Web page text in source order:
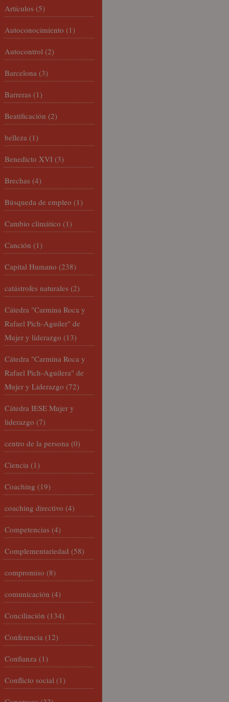
Artículos (5)
Autoconocimiento (1)
Autocontrol (2)
Barcelona (3)
Barreras (1)
Beatificación (2)
belleza (1)
Benedicto XVI (3)
Brechas (4)
Búsqueda de empleo (1)
Cambio climático (1)
Canción (1)
Capital Humano (238)
catástrofes naturales (2)
Cátedra "Carmina Roca y
Rafael Pich-Aguiler" de
Mujer y liderazgo (13)
Cátedra "Carmina Roca y
Rafael Pich-Aguilera" de
Mujer y Liderazgo (72)
Cátedra IESE Mujer y
liderazgo (7)
centro de la persona (0)
Ciencia (1)
Coaching (19)
coaching directivo (4)
Competencias (4)
Complementariedad (58)
compromiso (8)
comunicación (4)
Conciliación (134)
Conferencia (12)
Confianza (1)
Conflicto social (1)